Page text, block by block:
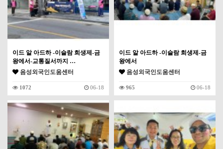
이드 알 아드하 -이슬람 희생제-금
왕에서-교통질서까지 …
음성외국인도움센터
1072 06-18
이드 알 아드하 -이슬람 희생제-금
왕에서
음성외국인도움센터
965 06-18